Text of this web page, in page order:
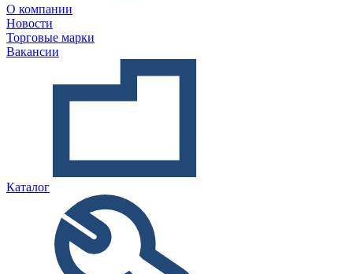
О компании
Новости
Торговые марки
Вакансии
Каталог